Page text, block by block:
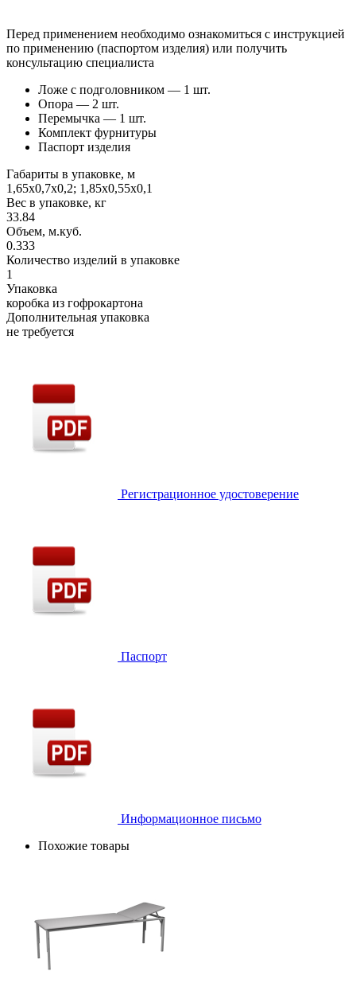
Перед применением необходимо ознакомиться с инструкцией
по применению (паспортом изделия) или получить
консультацию специалиста
Ложе с подголовником — 1 шт.
Опора — 2 шт.
Перемычка — 1 шт.
Комплект фурнитуры
Паспорт изделия
Габариты в упаковке, м
1,65х0,7х0,2; 1,85х0,55х0,1
Вес в упаковке, кг
33.84
Объем, м.куб.
0.333
Количество изделий в упаковке
1
Упаковка
коробка из гофрокартона
Дополнительная упаковка
не требуется
Регистрационное удостоверение
Паспорт
Информационное письмо
Похожие товары